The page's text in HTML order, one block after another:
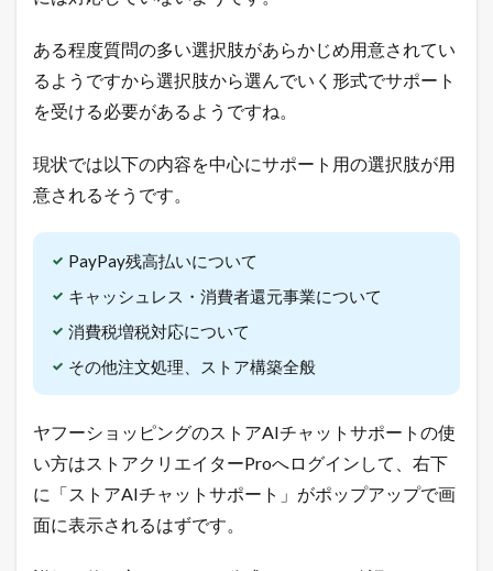
論
」
ツ
ー
ト
中
売
れ
ヒ
ト
毎
日
く
売
れ
ある程度質問の多い選択肢があらかじめ用意されてい
るようですから選択肢から選んでいく形式でサポート
を受ける必要があるようですね。
現状では以下の内容を中心にサポート用の選択肢が用
意されるそうです。
PayPay残高払いについて
キャッシュレス・消費者還元事業について
消費税増税対応について
その他注文処理、ストア構築全般
ヤフーショッピングのストアAIチャットサポートの使
い方はストアクリエイターProへログインして、右下
に「ストアAIチャットサポート」がポップアップで画
面に表示されるはずです。